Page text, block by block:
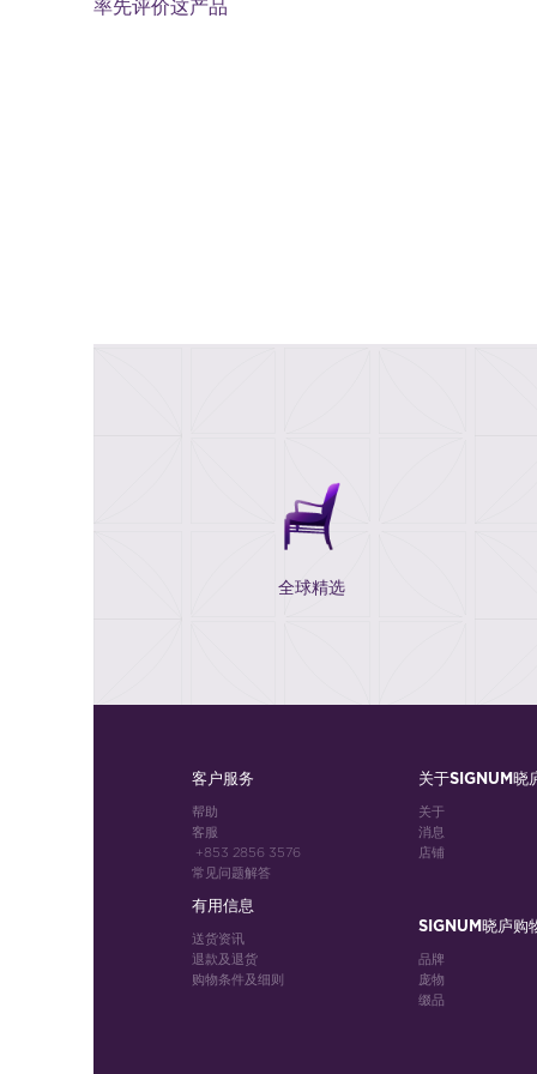
率先评价这产品
全球精选
客户服务
帮助
客服
+853 2856 3576
常见问题解答
有用信息
送货资讯
退款及退货
购物条件及细则
关于SIGNUM晓
关于
消息
店铺
SIGNUM晓庐购
品牌
庞物
缀品